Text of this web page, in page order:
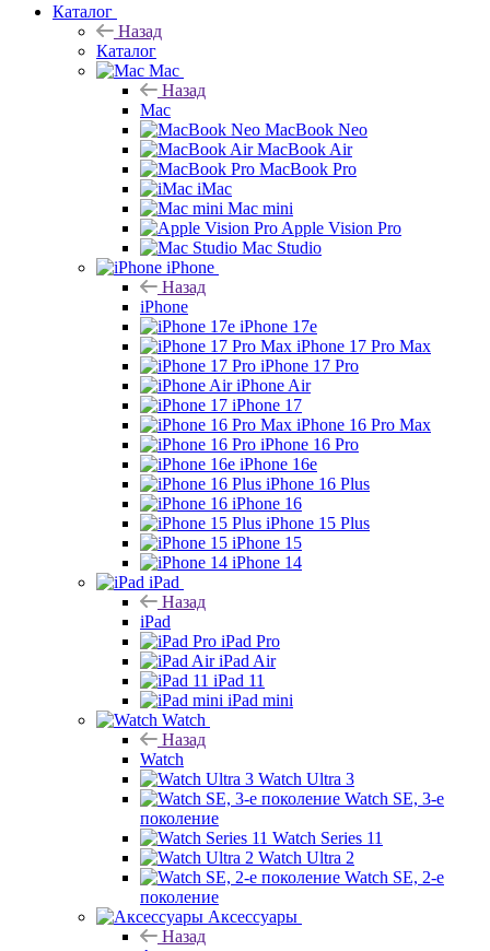
Каталог
Назад
Каталог
Mac
Назад
Mac
MacBook Neo
MacBook Air
MacBook Pro
iMac
Mac mini
Apple Vision Pro
Mac Studio
iPhone
Назад
iPhone
iPhone 17e
iPhone 17 Pro Max
iPhone 17 Pro
iPhone Air
iPhone 17
iPhone 16 Pro Max
iPhone 16 Pro
iPhone 16e
iPhone 16 Plus
iPhone 16
iPhone 15 Plus
iPhone 15
iPhone 14
iPad
Назад
iPad
iPad Pro
iPad Air
iPad 11
iPad mini
Watch
Назад
Watch
Watch Ultra 3
Watch SE, 3-е
поколение
Watch Series 11
Watch Ultra 2
Watch SE, 2-е
поколение
Аксессуары
Назад